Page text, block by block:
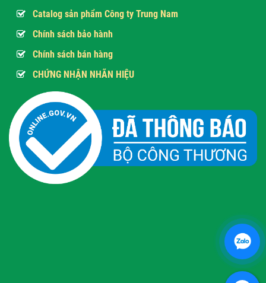
Catalog sản phẩm Công ty Trung Nam
Chính sách bảo hành
Chính sách bán hàng
CHỨNG NHẬN NHÃN HIỆU